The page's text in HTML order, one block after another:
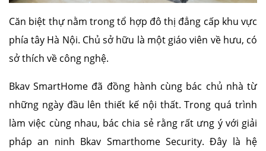
Căn biệt thự nằm trong tổ hợp đô thị đẳng cấp khu vực
phía tây Hà Nội. Chủ sở hữu là một giáo viên về hưu, có
sở thích về công nghệ.
Bkav SmartHome đã đồng hành cùng bác chủ nhà từ
những ngày đầu lên thiết kế nội thất. Trong quá trình
làm việc cùng nhau, bác chia sẻ rằng rất ưng ý với giải
pháp an ninh Bkav Smarthome Security. Đây là hệ